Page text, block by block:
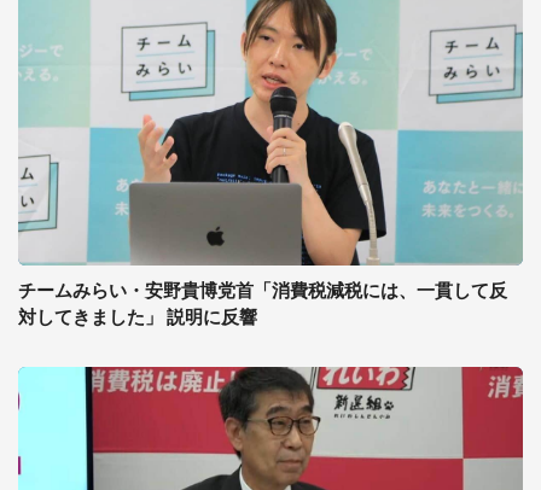
チームみらい・安野貴博党首「消費税減税には、一貫して反
対してきました」 説明に反響